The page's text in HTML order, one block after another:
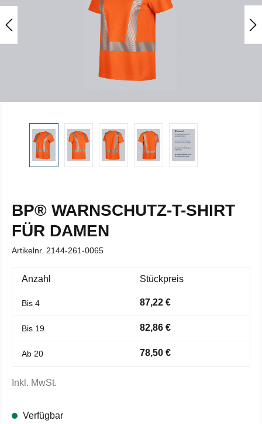
BP® WARNSCHUTZ-T-SHIRT
FÜR DAMEN
Artikelnr. 2144-261-0065
Anzahl Stückpreis
Bis 4 87,22 €
Bis 19 82,86 €
Ab 20 78,50 €
Inkl. MwSt.
Verfügbar